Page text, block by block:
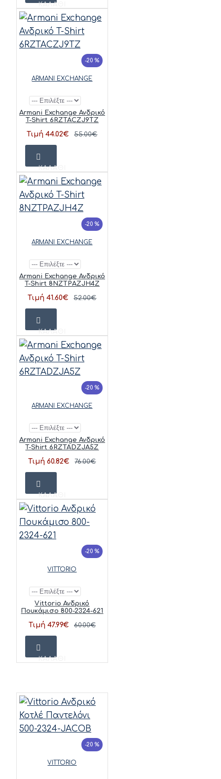
ΚΑΛΆΘΙ
-20 %
ARMANI EXCHANGE
Armani Exchange Ανδρικό
T-Shirt 6RZTACZJ9TZ
Τιμή 44.02€ 55.00€
ΚΑΛΆΘΙ
-20 %
ARMANI EXCHANGE
Armani Exchange Ανδρικό
T-Shirt 8NZTPAZJH4Z
Τιμή 41.60€ 52.00€
ΚΑΛΆΘΙ
-20 %
ARMANI EXCHANGE
Armani Exchange Ανδρικό
T-Shirt 6RZTADZJA5Z
Τιμή 60.82€ 76.00€
ΚΑΛΆΘΙ
-20 %
VITTORIO
Vittorio Ανδρικό
Πουκάμισο 800-2324-621
Τιμή 47.99€ 60.00€
ΚΑΛΆΘΙ
-20 %
VITTORIO